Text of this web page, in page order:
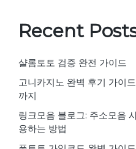
Recent
샬롬토토 검증 완전 가이드
고니카지노 완벽 후기 가이
까지
링크모음 블로그: 주소모음
용하는 방법